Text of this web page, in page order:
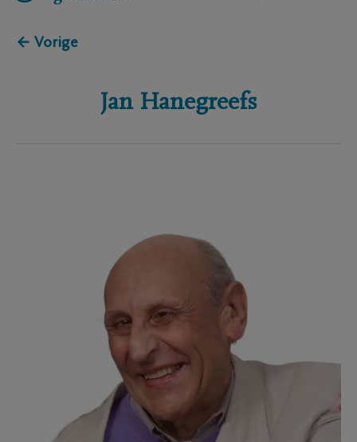
← Vorige
Jan Hanegreefs